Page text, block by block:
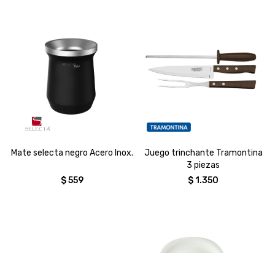
Mate selecta negro Acero Inox.
$ 559
Juego trinchante Tramontina
3 piezas
$1.350